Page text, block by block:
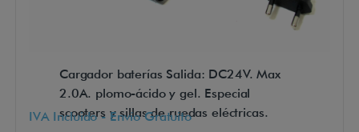
Cargador baterías Salida: DC24V. Max
2.0A. plomo-ácido y gel. Especial
scooters y sillas de ruedas eléctricas.
IVA Incluido - Envío Gratuito